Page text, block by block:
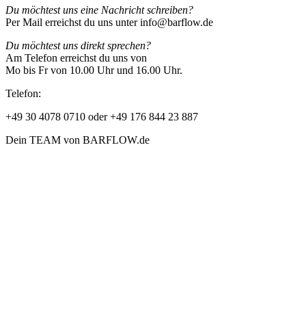
Du möchtest uns eine Nachricht schreiben?
Per Mail erreichst du uns unter info@barflow.de
Du möchtest uns direkt sprechen?
Am Telefon erreichst du uns von
Mo bis Fr von 10.00 Uhr und 16.00 Uhr.
Telefon:
+49 30 4078 0710 oder +49 176 844 23 887
Dein TEAM von BARFLOW.de